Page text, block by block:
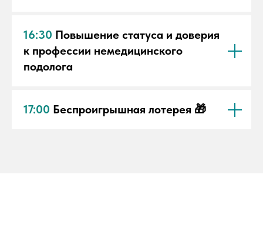
16:30 Повышение статуса и доверия
к профессии немедицинского
подолога
17:00 Беспроигрышная лотерея 🎁